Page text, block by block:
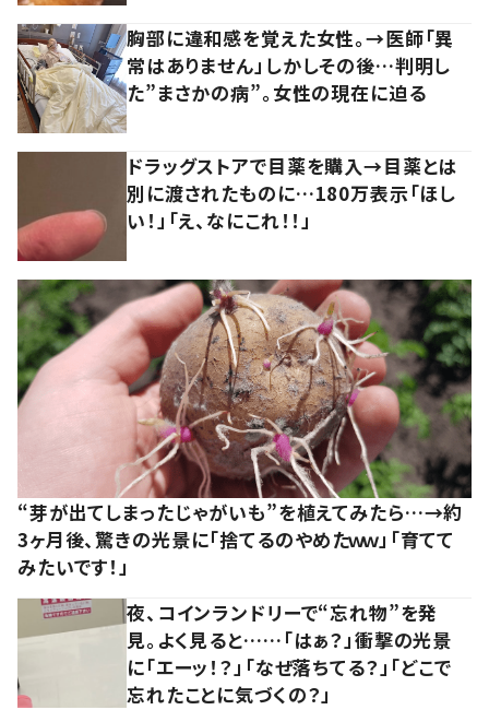
胸部に違和感を覚えた女性。→医師「異
常はありません」しかしその後…判明し
た”まさかの病”。女性の現在に迫る
ドラッグストアで目薬を購入→目薬とは
別に渡されたものに…180万表示「ほし
い！」「え、なにこれ！！」
“芽が出てしまったじゃがいも”を植えてみたら…→約
3ヶ月後、驚きの光景に「捨てるのやめたｗｗ」「育てて
みたいです！」
夜、コインランドリーで“忘れ物”を発
見。よく見ると……「はぁ？」衝撃の光景
に「エーッ！？」「なぜ落ちてる？」「どこで
忘れたことに気づくの？」